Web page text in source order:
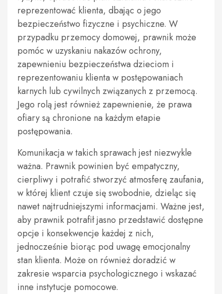
reprezentować klienta, dbając o jego
bezpieczeństwo fizyczne i psychiczne. W
przypadku przemocy domowej, prawnik może
pomóc w uzyskaniu nakazów ochrony,
zapewnieniu bezpieczeństwa dzieciom i
reprezentowaniu klienta w postępowaniach
karnych lub cywilnych związanych z przemocą.
Jego rolą jest również zapewnienie, że prawa
ofiary są chronione na każdym etapie
postępowania.
Komunikacja w takich sprawach jest niezwykle
ważna. Prawnik powinien być empatyczny,
cierpliwy i potrafić stworzyć atmosferę zaufania,
w której klient czuje się swobodnie, dzieląc się
nawet najtrudniejszymi informacjami. Ważne jest,
aby prawnik potrafił jasno przedstawić dostępne
opcje i konsekwencje każdej z nich,
jednocześnie biorąc pod uwagę emocjonalny
stan klienta. Może on również doradzić w
zakresie wsparcia psychologicznego i wskazać
inne instytucje pomocowe.